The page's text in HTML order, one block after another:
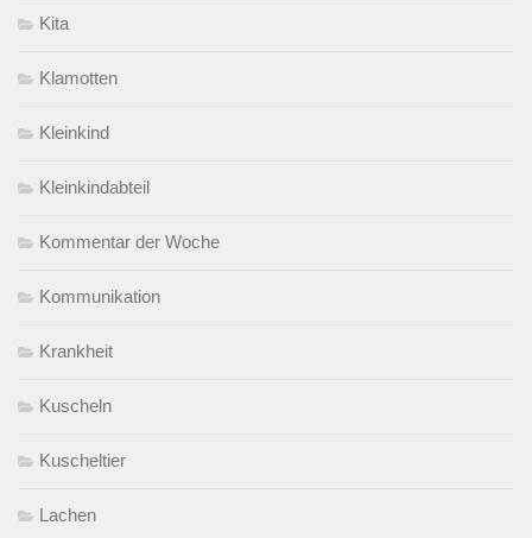
Kita
Klamotten
Kleinkind
Kleinkindabteil
Kommentar der Woche
Kommunikation
Krankheit
Kuscheln
Kuscheltier
Lachen